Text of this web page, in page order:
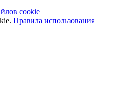
cookie
Правила использования